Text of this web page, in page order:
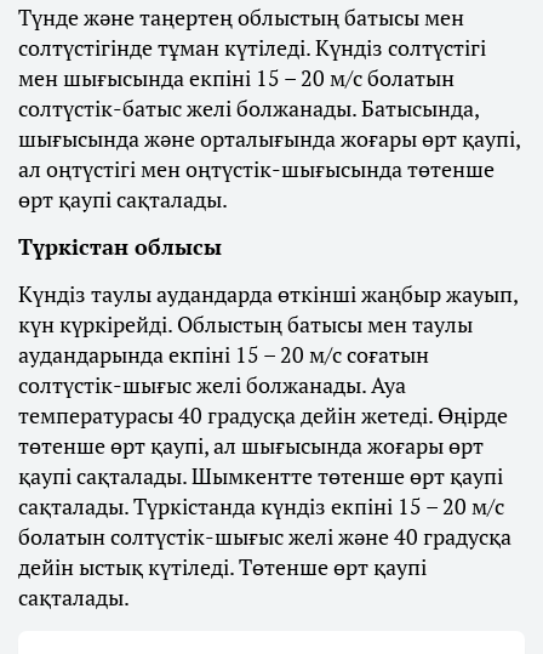
Түнде және таңертең облыстың батысы мен
солтүстігінде тұман күтіледі. Күндіз солтүстігі
мен шығысында екпіні 15 – 20 м/с болатын
солтүстік-батыс желі болжанады. Батысында,
шығысында және орталығында жоғары өрт қаупі,
ал оңтүстігі мен оңтүстік-шығысында төтенше
өрт қаупі сақталады.
Түркістан облысы
Күндіз таулы аудандарда өткінші жаңбыр жауып,
күн күркірейді. Облыстың батысы мен таулы
аудандарында екпіні 15 – 20 м/с соғатын
солтүстік-шығыс желі болжанады. Ауа
температурасы 40 градусқа дейін жетеді. Өңірде
төтенше өрт қаупі, ал шығысында жоғары өрт
қаупі сақталады. Шымкентте төтенше өрт қаупі
сақталады. Түркістанда күндіз екпіні 15 – 20 м/с
болатын солтүстік-шығыс желі және 40 градусқа
дейін ыстық күтіледі. Төтенше өрт қаупі
сақталады.